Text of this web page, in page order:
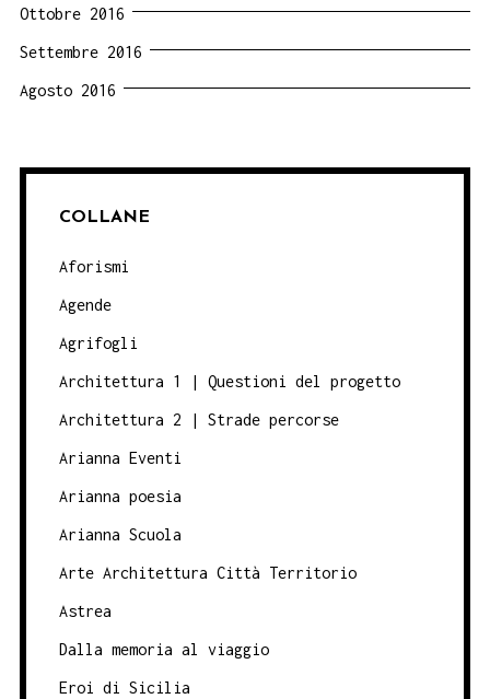
Ottobre 2016
Settembre 2016
Agosto 2016
COLLANE
Aforismi
Agende
Agrifogli
Architettura 1 | Questioni del progetto
Architettura 2 | Strade percorse
Arianna Eventi
Arianna poesia
Arianna Scuola
Arte Architettura Città Territorio
Astrea
Dalla memoria al viaggio
Eroi di Sicilia